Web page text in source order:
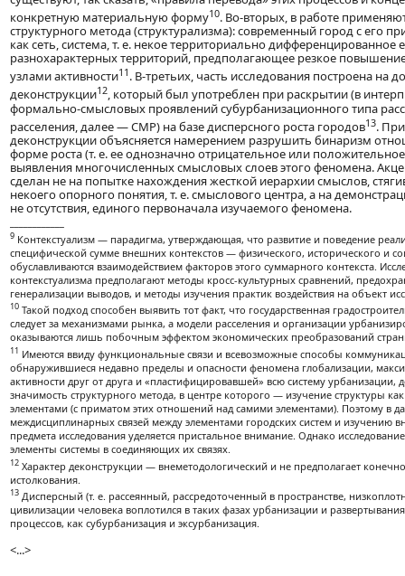
конкретную материальную форму10. Во-вторых, в работе
структурного метода (структурализма): современный город с его
как сеть, система, т. е. некое территориально
разнохарактерных территорий, предполагающее резкое
узлами активности11 . В-третьих, часть исследования построена на
деконструкции12, который был употреблен при раскрытии (в
формально-смысловых проявлений cубурбанизационного типа
расселения, далее — СМР) на базе дисперсного роста городов13.
деконструкции объясняется намерением разрушить бинаризм
форме роста (т. е. ее однозначно отрицательное или
выявления многочисленных смысловых слоев этого феномена.
сделан не на попытке нахождения жесткой иерархии смыслов,
некоего опорного понятия, т. е. смыслового центра, а на
не отсутствия, единого первоначала изучаемого феномена.
9 Контекстуализм — парадигма, утверждающая, что развитие и поведение
специфической сумме внешних контекстов — физического, исторического и
обуславливаются взаимодействием факторов этого суммарного контекста.
контекстуализма предполагают методы кросс-культурных сравнений,
генерализации выводов, и методы изучения практик воздействия на объект
10 Такой подход способен выявить тот факт, что государственная
следует за механизмами рынка, а модели расселения и организации
оказываются лишь побочным эффектом экономических преобразований
11 Имеются ввиду функциональные связи и всевозможные способы
обнаружившиеся недавно пределы и опасности феномена глобализации,
активности друг от друга и «пластифицировавшей» всю систему
значимость структурного метода, в центре которого — изучение структуры
элементами (с приматом этих отношений над самими элементами). Поэтому в
междисциплинарных связей между элементами городских систем и изучению
предмета исследования уделяется пристальное внимание. Однако
элементы системы в соединяющих их связях.
12 Характер деконструкции — внеметодологический и не предполагает
истолкования.
13 Дисперсный (т. е. рассеянный, рассредоточенный в пространстве,
цивилизации человека воплотился в таких фазах урбанизации и
процессов, как субурбанизация и эксурбанизация.
<...>